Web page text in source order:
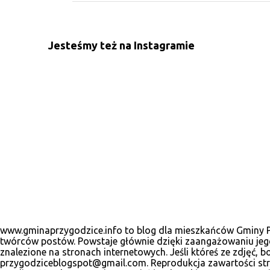
t
Jesteśmy też na Instagramie
www.gminaprzygodzice.info to blog dla mieszkańców
twórców postów. Powstaje głównie dzięki zaangażowaniu
znalezione na stronach internetowych. Jeśli któreś ze zdjęć,
przygodziceblogspot@gmail.com. Reprodukcja zawartości